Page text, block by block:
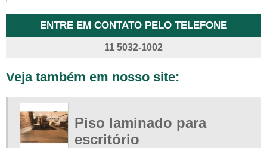
FORNECEDOR DE PISO LAMINADO EM SP
FORNECEDOR DE PISO VINÍLICO
LOJA DE PISO VINÍLICO
LOJAS DE PISOS LAMINADOS SP
ONDE COMPRAR CARPETE EM SP
ENTRE EM CONTATO PELO TELEFONE
11 5032-1002
Veja também em nosso site:
Piso laminado para
escritório